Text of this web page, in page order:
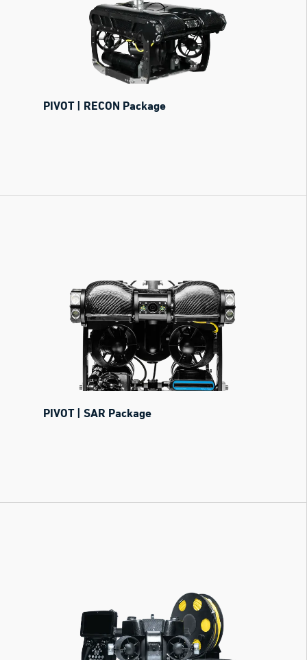
PIVOT | RECON Package
PIVOT | SAR Package